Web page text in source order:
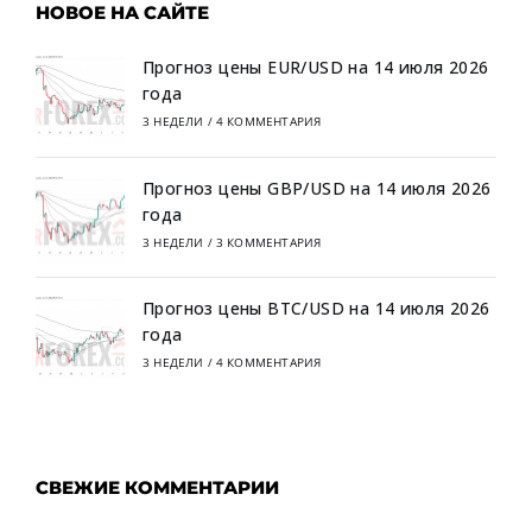
НОВОЕ НА САЙТЕ
Прогноз цены EUR/USD на 14 июля 2026
года
3 НЕДЕЛИ / 4 КОММЕНТАРИЯ
Прогноз цены GBP/USD на 14 июля 2026
года
3 НЕДЕЛИ / 3 КОММЕНТАРИЯ
Прогноз цены BTC/USD на 14 июля 2026
года
3 НЕДЕЛИ / 4 КОММЕНТАРИЯ
СВЕЖИЕ КОММЕНТАРИИ